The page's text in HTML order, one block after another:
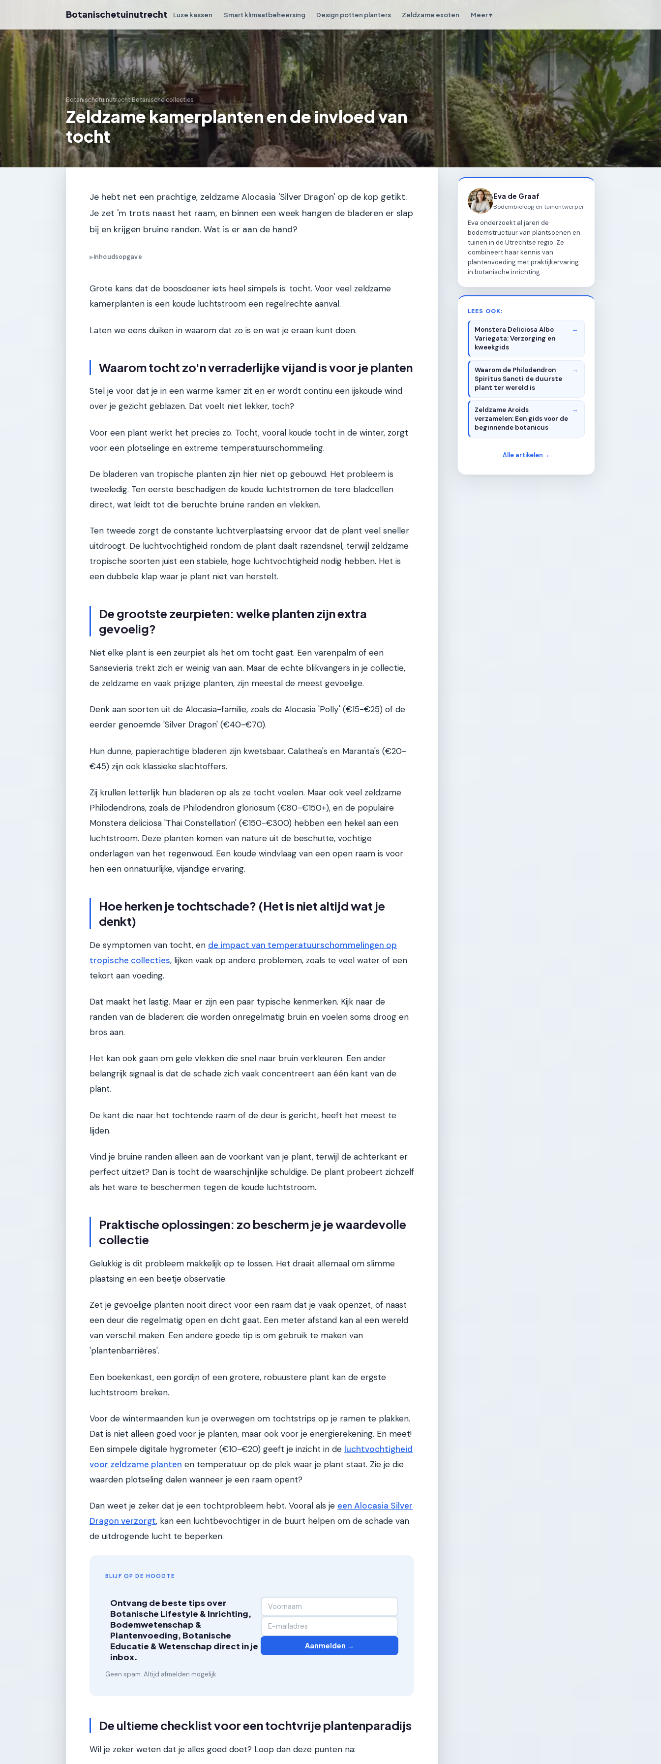
Botanischetuinutrecht Luxe kassen Smart klimaatbeheersing Design potten planters Zeldzame exoten Meer ▾
Botanischetuinutrecht›Botanische collecties
Zeldzame kamerplanten en de invloed van
tocht
Je hebt net een prachtige, zeldzame Alocasia 'Silver Dragon' op de kop getikt.
Je zet 'm trots naast het raam, en binnen een week hangen de bladeren er slap
bij en krijgen bruine randen. Wat is er aan de hand?
▶Inhoudsopgave
Grote kans dat de boosdoener iets heel simpels is: tocht. Voor veel zeldzame
kamerplanten is een koude luchtstroom een regelrechte aanval.
Laten we eens duiken in waarom dat zo is en wat je eraan kunt doen.
Waarom tocht zo'n verraderlijke vijand is voor je planten
Stel je voor dat je in een warme kamer zit en er wordt continu een ijskoude wind
over je gezicht geblazen. Dat voelt niet lekker, toch?
Voor een plant werkt het precies zo. Tocht, vooral koude tocht in de winter, zorgt
voor een plotselinge en extreme temperatuurschommeling.
De bladeren van tropische planten zijn hier niet op gebouwd. Het probleem is
tweeledig. Ten eerste beschadigen de koude luchtstromen de tere bladcellen
direct, wat leidt tot die beruchte bruine randen en vlekken.
Ten tweede zorgt de constante luchtverplaatsing ervoor dat de plant veel sneller
uitdroogt. De luchtvochtigheid rondom de plant daalt razendsnel, terwijl zeldzame
tropische soorten juist een stabiele, hoge luchtvochtigheid nodig hebben. Het is
een dubbele klap waar je plant niet van herstelt.
De grootste zeurpieten: welke planten zijn extra
gevoelig?
Niet elke plant is een zeurpiet als het om tocht gaat. Een varenpalm of een
Sansevieria trekt zich er weinig van aan. Maar de echte blikvangers in je collectie,
de zeldzame en vaak prijzige planten, zijn meestal de meest gevoelige.
Denk aan soorten uit de Alocasia-familie, zoals de Alocasia 'Polly' (€15-€25) of de
eerder genoemde 'Silver Dragon' (€40-€70).
Hun dunne, papierachtige bladeren zijn kwetsbaar. Calathea's en Maranta's (€20-
€45) zijn ook klassieke slachtoffers.
Zij krullen letterlijk hun bladeren op als ze tocht voelen. Maar ook veel zeldzame
Philodendrons, zoals de Philodendron gloriosum (€80-€150+), en de populaire
Monstera deliciosa 'Thai Constellation' (€150-€300) hebben een hekel aan een
luchtstroom. Deze planten komen van nature uit de beschutte, vochtige
onderlagen van het regenwoud. Een koude windvlaag van een open raam is voor
hen een onnatuurlijke, vijandige ervaring.
Hoe herken je tochtschade? (Het is niet altijd wat je
denkt)
De symptomen van tocht, en de impact van temperatuurschommelingen op
tropische collecties, lijken vaak op andere problemen, zoals te veel water of een
tekort aan voeding.
Dat maakt het lastig. Maar er zijn een paar typische kenmerken. Kijk naar de
randen van de bladeren: die worden onregelmatig bruin en voelen soms droog en
bros aan.
Het kan ook gaan om gele vlekken die snel naar bruin verkleuren. Een ander
belangrijk signaal is dat de schade zich vaak concentreert aan één kant van de
plant.
De kant die naar het tochtende raam of de deur is gericht, heeft het meest te
lijden.
Vind je bruine randen alleen aan de voorkant van je plant, terwijl de achterkant er
perfect uitziet? Dan is tocht de waarschijnlijke schuldige. De plant probeert zichzelf
als het ware te beschermen tegen de koude luchtstroom.
Praktische oplossingen: zo bescherm je je waardevolle
collectie
Gelukkig is dit probleem makkelijk op te lossen. Het draait allemaal om slimme
plaatsing en een beetje observatie.
Zet je gevoelige planten nooit direct voor een raam dat je vaak openzet, of naast
een deur die regelmatig open en dicht gaat. Een meter afstand kan al een wereld
van verschil maken. Een andere goede tip is om gebruik te maken van
'plantenbarrières'.
Een boekenkast, een gordijn of een grotere, robuustere plant kan de ergste
luchtstroom breken.
Voor de wintermaanden kun je overwegen om tochtstrips op je ramen te plakken.
Dat is niet alleen goed voor je planten, maar ook voor je energierekening. En meet!
Een simpele digitale hygrometer (€10-€20) geeft je inzicht in de luchtvochtigheid
voor zeldzame planten en temperatuur op de plek waar je plant staat. Zie je die
waarden plotseling dalen wanneer je een raam opent?
Dan weet je zeker dat je een tochtprobleem hebt. Vooral als je een Alocasia Silver
Dragon verzorgt, kan een luchtbevochtiger in de buurt helpen om de schade van
de uitdrogende lucht te beperken.
BLIJF OP DE HOOGTE
Ontvang de beste tips over
Botanische Lifestyle & Inrichting,
Bodemwetenschap &
Plantenvoeding, Botanische
Educatie & Wetenschap direct in je
inbox.
Geen spam. Altijd afmelden mogelijk.
Aanmelden →
De ultieme checklist voor een tochtvrije plantenparadijs
Wil je zeker weten dat je alles goed doet? Loop dan deze punten na:
Eva de Graaf
Bodembioloog en tuinontwerper
Eva onderzoekt al jaren de
bodemstructuur van plantsoenen en
tuinen in de Utrechtse regio. Ze
combineert haar kennis van
plantenvoeding met praktijkervaring
in botanische inrichting.
LEES OOK:
Monstera Deliciosa Albo
Variegata: Verzorging en
kweekgids
Waarom de Philodendron
Spiritus Sancti de duurste
plant ter wereld is
Zeldzame Aroids
verzamelen: Een gids voor de
beginnende botanicus
Alle artikelen